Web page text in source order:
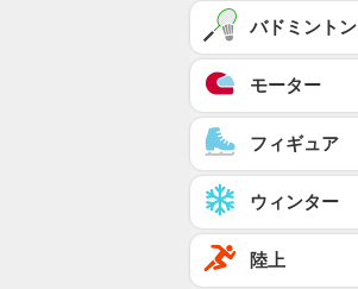
バドミントン
モーター
フィギュア
ウィンター
陸上